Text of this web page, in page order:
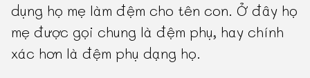
dụng họ mẹ làm đệm cho tên con. Ở đây họ
mẹ được gọi chung là đệm phụ, hay chính
xác hơn là đệm phụ dạng họ.